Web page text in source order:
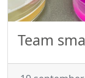
Team